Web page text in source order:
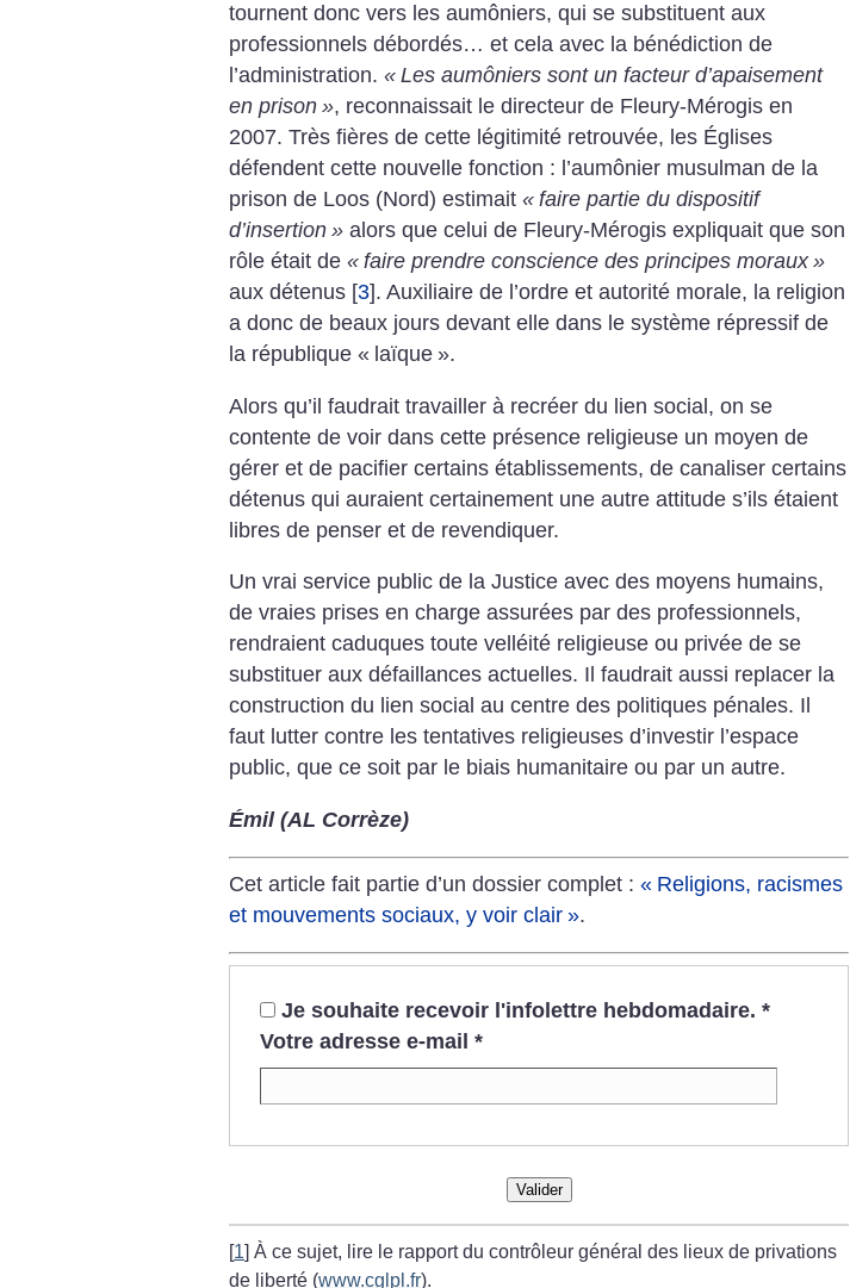
tournent donc vers les aumôniers, qui se substituent aux
professionnels débordés… et cela avec la bénédiction de
l’administration. « Les aumôniers sont un facteur d’apaisement
en prison », reconnaissait le directeur de Fleury-Mérogis en
2007. Très fières de cette légitimité retrou­vée, les Églises
défendent cette nouvelle fonction : l’aumônier musulman de la
prison de Loos (Nord) estimait « faire partie du dispositif
d’insertion » alors que celui de Fleury-Mérogis expliquait que son
rôle était de « faire prendre conscience des principes moraux »
aux détenus [3]. Auxiliaire de l’ordre et autorité morale, la religion
a donc de beaux jours devant elle dans le système répressif de
la république « laïque ».
Alors qu’il faudrait travailler à recréer du lien social, on se
contente de voir dans cette présence religieuse un moyen de
gérer et de pacifier certains établissements, de canaliser certains
détenus qui auraient certainement une autre attitude s’ils étaient
libres de penser et de revendiquer.
Un vrai service public de la Justice avec des moyens humains,
de vraies prises en charge assurées par des professionnels,
rendraient caduques toute velléité religieuse ou privée de se
substituer aux défaillances actuelles. Il faudrait aussi replacer la
construction du lien social au centre des politiques pénales. Il
faut lutter contre les tentatives religieuses d’investir l’espace
public, que ce soit par le biais humanitaire ou par un autre.
Émil (AL Corrèze)
Cet article fait partie d’un dossier complet : « Religions, racismes
et mouvements sociaux, y voir clair ».
Je souhaite recevoir l'infolettre hebdomadaire. *
Votre adresse e-mail *
Valider
[1] À ce sujet, lire le rapport du contrôleur général des lieux de privations
de liberté (www.cglpl.fr).